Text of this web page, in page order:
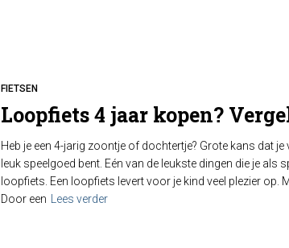
FIETSEN
Loopfiets 4 jaar kopen?
Heb je een 4-jarig zoontje of dochtertje? Grote kans dat
leuk speelgoed bent. Eén van de leukste dingen die je als
loopfiets. Een loopfiets levert voor je kind veel plezier op.
Door een
Lees verder